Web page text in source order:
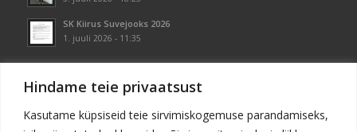
Hindame teie privaatsust
Kasutame küpsiseid teie sirvimiskogemuse parandamiseks,
SK Kiirus Suvejooks 2026
1. juuli 2026 - 11:35
KONTAKT